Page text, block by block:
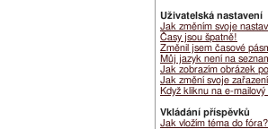
Uživatelská nastavení
Jak změním svoje
Časy jsou špatně!
Změnil jsem časové
Můj jazyk není na
Jak zobrazím obrázek
Jak změní svoje
Když kliknu na e-
Vkládání příspěvků
Jak vložím téma do fóra?